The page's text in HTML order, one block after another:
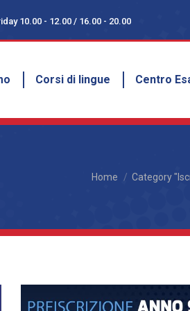
10.00 - 12.00 / 16.00 - 20.00
Corsi di lingue Centro
You are here:
Home Category
10.00 - 12.00 / 16.00 - 20.00
Corsi di lingue Centro